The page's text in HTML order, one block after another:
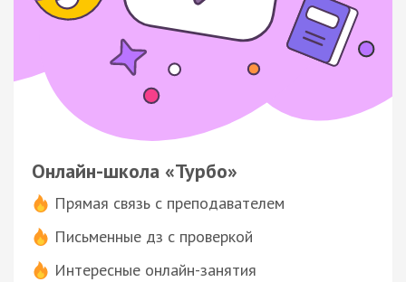
Онлайн-школа «Турбо»
Прямая связь с преподавателем
Письменные дз с проверкой
Интересные онлайн-занятия